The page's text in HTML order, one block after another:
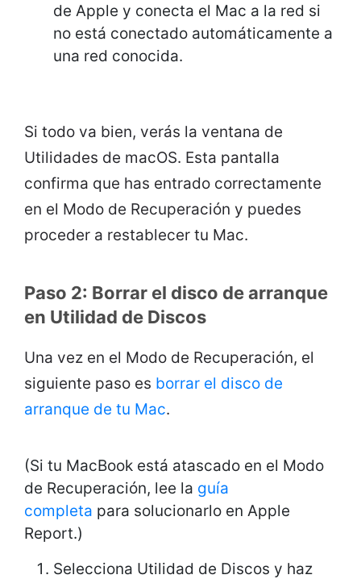
de Apple y conecta el Mac a la red si
no está conectado automáticamente a
una red conocida.
Si todo va bien, verás la ventana de
Utilidades de macOS. Esta pantalla
confirma que has entrado correctamente
en el Modo de Recuperación y puedes
proceder a restablecer tu Mac.
Paso 2: Borrar el disco de arranque
en Utilidad de Discos
Una vez en el Modo de Recuperación, el
siguiente paso es borrar el disco de
arranque de tu Mac.
(Si tu MacBook está atascado en el Modo
de Recuperación, lee la guía
completa para solucionarlo en Apple
Report.)
Selecciona Utilidad de Discos y haz